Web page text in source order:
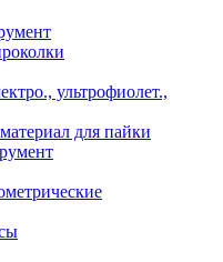
ультрофиолет.,
для пайки